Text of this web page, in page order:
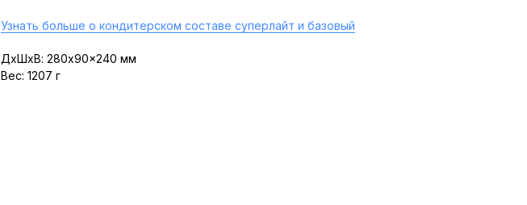
Узнать больше о кондитерском составе суперлайт и базовый
ДxШxВ: 280x90x240 мм
Вес: 1207 г